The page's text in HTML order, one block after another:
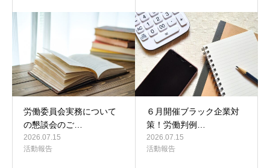
労働委員会実務について
の懇談会のご…
2026.07.15
活動報告
６月開催ブラック企業対
策！労働判例…
2026.07.15
活動報告